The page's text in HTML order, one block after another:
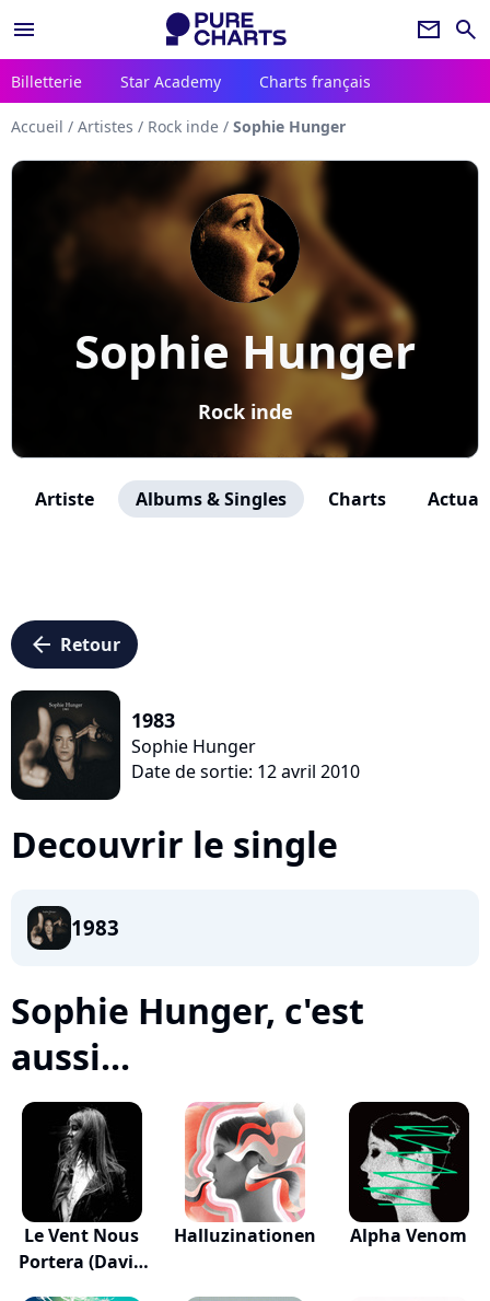
menu newsletter search
Billetterie Star Academy Charts français
Accueil / Artistes / Rock inde / Sophie Hunger
Sophie Hunger
Rock inde
Artiste Albums & Singles Charts
arrow_left Retour
1983
Sophie Hunger
Date de sortie: 12 avril 2010
Decouvrir le single
1983
Sophie Hunger, c'est
aussi...
Le Vent Nous
Portera (David
Halluzinationen Alpha Venom